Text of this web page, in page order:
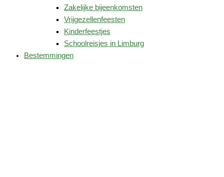
Zakelijke bijeenkomsten
Vrijgezellenfeesten
Kinderfeestjes
Schoolreisjes in Limburg
Bestemmingen